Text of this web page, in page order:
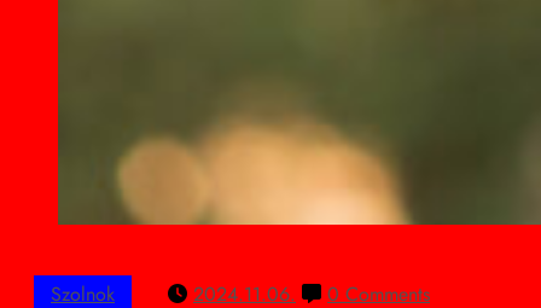
Szolnok 2024.11.06. 0 Comments